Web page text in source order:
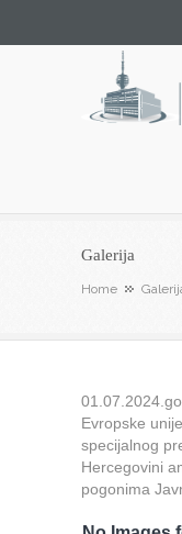
Galerija
Home
Evropske
specijalnog
Hercegovini
pogonima